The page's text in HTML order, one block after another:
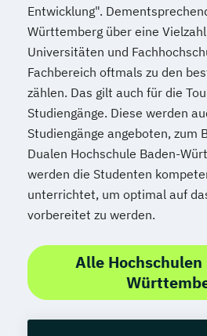
Entwicklung".
Württemberg über eine
Universitäten und
Fachbereich oftmals zu den
zählen. Das gilt auch für die
Studiengänge. Diese werden
Studiengänge angeboten, zum
Dualen Hochschule Baden-
werden die Studenten
unterrichtet, um optimal auf
vorbereitet zu werden.
Alle Hochschulen